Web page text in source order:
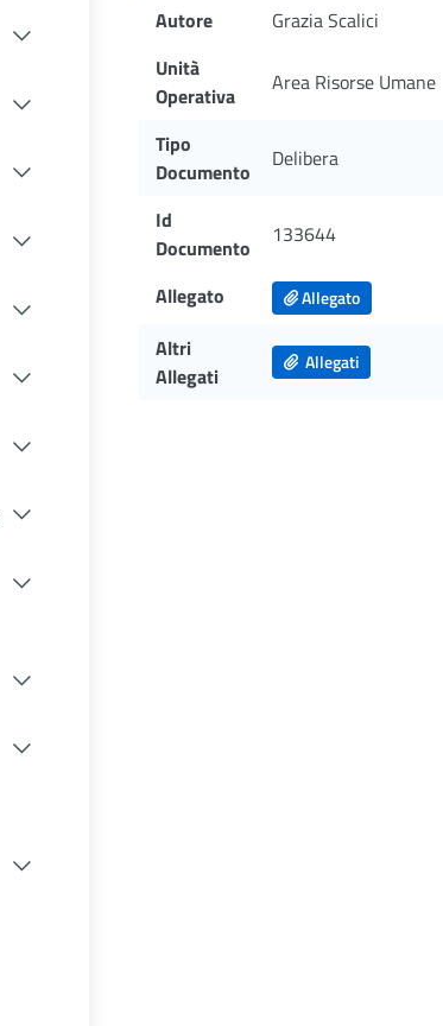
Autore
Grazia Scalici
Unità
Operativa
Area Risorse Umane
Tipo
Documento
Delibera
Id
Documento
133644
Allegato Allegato
Altri
Allegati
Allegati